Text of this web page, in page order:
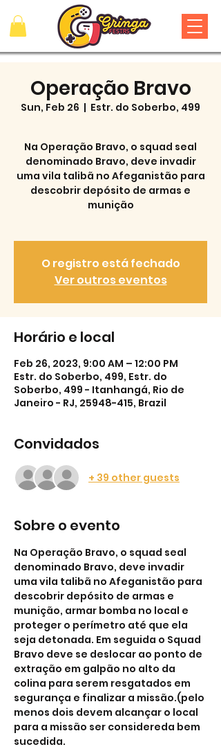
Operação Bravo
Sun, Feb 26
  |
Estr. do Soberbo, 499
Na Operação Bravo, o squad seal
denominado Bravo, deve invadir
uma vila talibã no Afeganistão para
descobrir depósito de armas e
munição
O registro está fechado
Ver outros eventos
Horário e local
Feb 26, 2023, 9:00 AM – 12:00 PM
Estr. do Soberbo, 499, Estr. do
Soberbo, 499 - Itanhangá, Rio de
Janeiro - RJ, 25948-415, Brazil
Convidados
+ 39 other guests
Sobre o evento
Na Operação Bravo, o squad seal
denominado Bravo, deve invadir
uma vila talibã no Afeganistão para
descobrir depósito de armas e
munição, armar bomba no local e
proteger o perímetro até que ela
seja detonada. Em seguida o Squad
Bravo deve se deslocar ao ponto de
extração em galpão no alto da
colina para serem resgatados em
segurança e finalizar a missão.(pelo
menos dois devem alcançar o local
para a missão ser considereda bem
sucedida.